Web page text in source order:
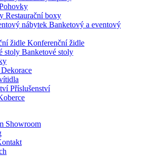
Restaurační boxy
Banketový a eventový
Konferenční židle
Banketové stoly
Dekorace
Příslušenství
Showroom